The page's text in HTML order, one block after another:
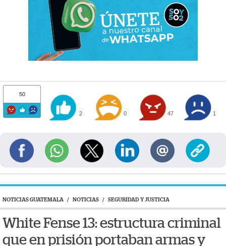
50
2 0 47 1
NOTICIAS GUATEMALA / NOTICIAS / SEGURIDAD Y JUSTICIA
White Fense 13: estructura criminal
que en prisión portaban armas y